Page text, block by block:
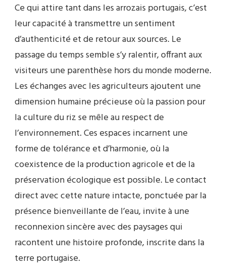
Ce qui attire tant dans les arrozais portugais, c’est
leur capacité à transmettre un sentiment
d’authenticité et de retour aux sources. Le
passage du temps semble s’y ralentir, offrant aux
visiteurs une parenthèse hors du monde moderne.
Les échanges avec les agriculteurs ajoutent une
dimension humaine précieuse où la passion pour
la culture du riz se mêle au respect de
l’environnement. Ces espaces incarnent une
forme de tolérance et d’harmonie, où la
coexistence de la production agricole et de la
préservation écologique est possible. Le contact
direct avec cette nature intacte, ponctuée par la
présence bienveillante de l’eau, invite à une
reconnexion sincère avec des paysages qui
racontent une histoire profonde, inscrite dans la
terre portugaise.